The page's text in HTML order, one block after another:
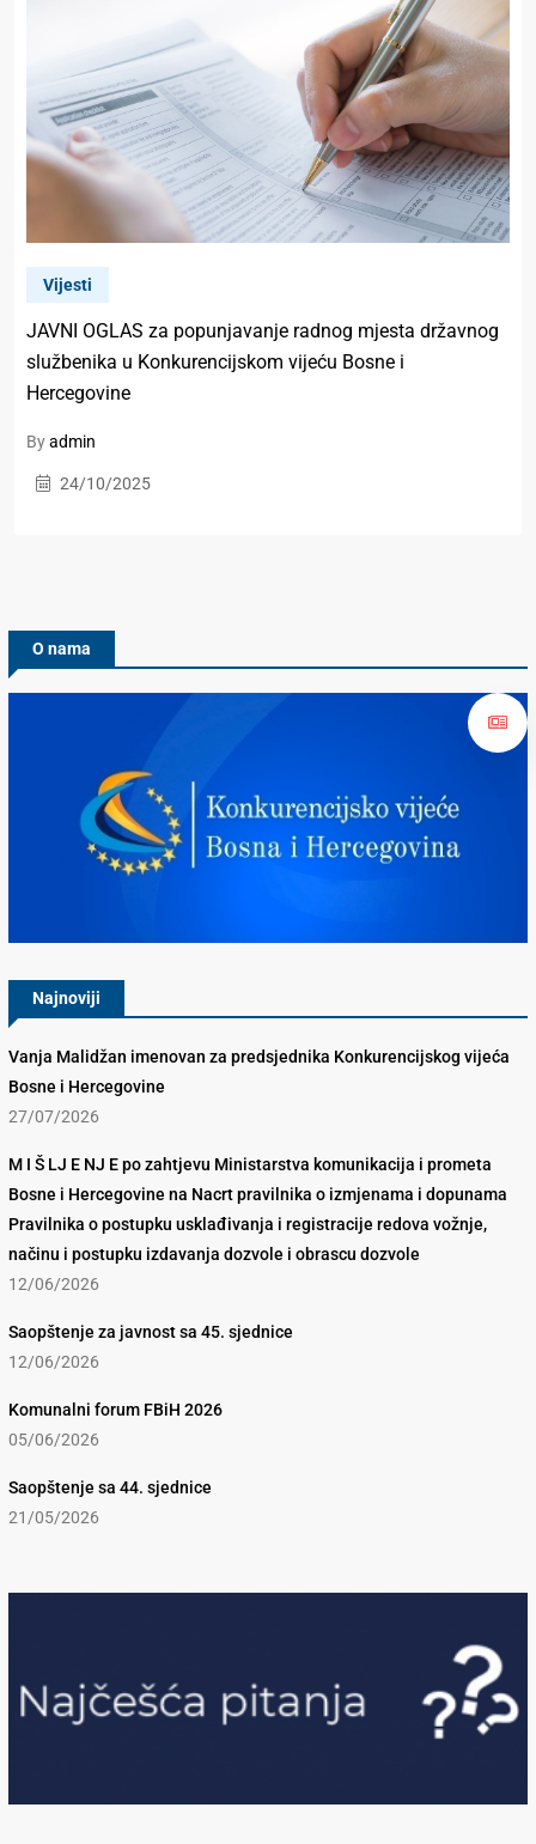
Vijesti
JAVNI OGLAS za popunjavanje radnog mjesta državnog
službenika u Konkurencijskom vijeću Bosne i
Hercegovine
Byadmin
24/10/2025
O nama
Najnoviji
Vanja Malidžan imenovan za predsjednika Konkurencijskog vijeća
Bosne i Hercegovine
27/07/2026
M I Š LJ E NJ E po zahtjevu Ministarstva komunikacija i prometa
Bosne i Hercegovine na Nacrt pravilnika o izmjenama i dopunama
Pravilnika o postupku usklađivanja i registracije redova vožnje,
načinu i postupku izdavanja dozvole i obrascu dozvole
12/06/2026
Saopštenje za javnost sa 45. sjednice
12/06/2026
Komunalni forum FBiH 2026
05/06/2026
Saopštenje sa 44. sjednice
21/05/2026